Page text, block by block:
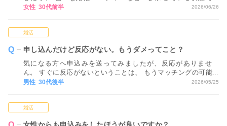
す。 ただ、正直なところ、 どれが自分に合っているかが分か
りがたいです。
女性 30代前半 2026/06/26
婚活
申し込んだけど反応がない。もうダメってこと？
気になる方へ申込みを送ってみましたが、反応がありませ
ん。 すぐに反応がないということは、 もうマッチングの可能
性はないということでしょうか…？
男性 30代後半 2026/05/25
婚活
女性からも申込みをしたほうが良いですか？